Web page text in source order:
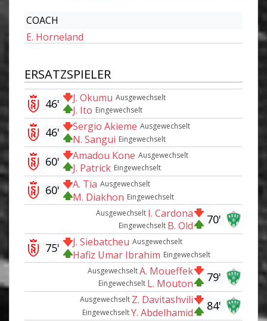
COACH
E. Horneland
ERSATZSPIELER
Ausgewechselt
J. Okumu
Eingewechselt
J. Ito
46'
Ausgewechselt
Sergio Akieme
Eingewechselt
N. Sangui
46'
Ausgewechselt
Amadou Kone
Eingewechselt
J. Patrick
60'
Ausgewechselt
A. Tia
Eingewechselt
M. Diakhon
60'
70'
Ausgewechselt I. Cardona
Eingewechselt B. Old
Ausgewechselt
J. Siebatcheu
Eingewechselt
Hafiz Umar Ibrahim
75'
79'
AusgewechseltA. Moueffek
Eingewechselt L. Mouton
84'
Ausgewechselt Z. Davitashvili
EingewechseltY. Abdelhamid